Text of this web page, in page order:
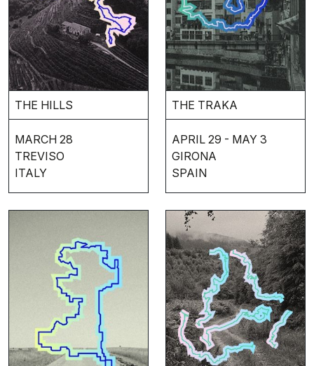
THE HILLS
MARCH 28
TREVISO
ITALY
THE TRAKA
APRIL 29 - MAY 3
GIRONA
SPAIN